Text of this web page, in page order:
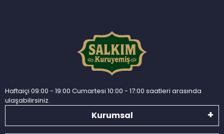
Haftaiçi 09:00 - 19:00 Cumartesi 10:00 - 17:00 saatleri arasında
ulaşabilirsiniz.
Kurumsal